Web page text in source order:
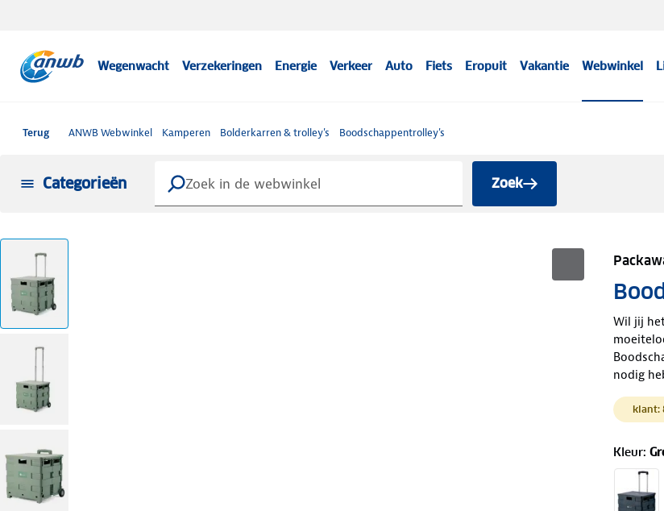
Wegenwacht Verzekeringen Energie Verkeer Auto Fiets Eropuit Vakantie Webwinkel
Terug ANWB Webwinkel Kamperen Bolderkarren & trolley's Boodschappentrolley's
Categorieën Zoek
Wil jij
nodig
klant:
Kleur: